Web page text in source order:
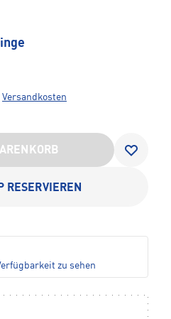
Versandkosten
RESERVIEREN
zu sehen